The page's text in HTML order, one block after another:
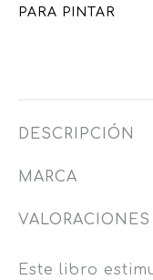
PARA PINTAR
DESCRIPCIÓN
MARCA
VALORACIONES
Este libro